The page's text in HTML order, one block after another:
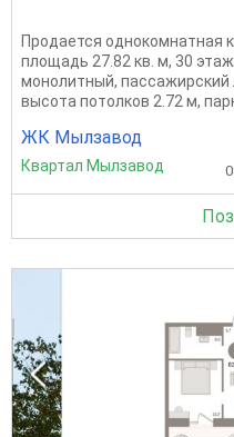
Продается однокомнатная
площадь 27.82 кв. м, 30
монолитный, пассажирский
высота потолков 2.72 м,
ЖК Мылзавод
Квартал Мылзавод